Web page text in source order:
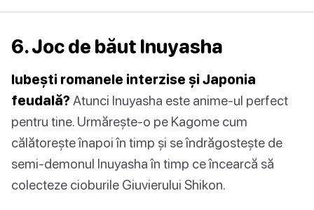
6. Joc de băut Inuyasha
Iubești romanele interzise și Japonia
feudală?Atunci Inuyasha este anime-ul perfect
pentru tine. Urmărește-o pe Kagome cum
călătorește înapoi în timp și se îndrăgostește de
semi-demonul Inuyasha în timp ce încearcă să
colecteze cioburile Giuvierului Shikon.